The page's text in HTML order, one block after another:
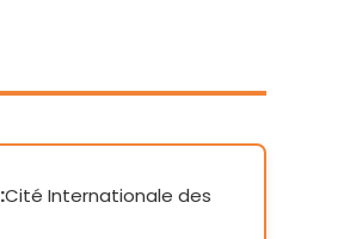
Cité Internationale des